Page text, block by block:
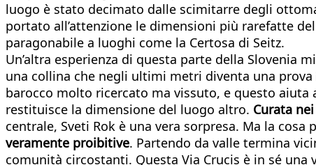
luogo è stato decimato dalle scimitarre degli
portato all’attenzione le dimensioni più rarefatte
paragonabile a luoghi come la Certosa di Seitz.
Un’altra esperienza di questa parte della Slovenia
una collina che negli ultimi metri diventa una
barocco molto ricercato ma vissuto, e questo
restituisce la dimensione del luogo altro. Curata
centrale, Sveti Rok è una vera sorpresa. Ma la cosa
veramente proibitive. Partendo da valle termina
comunità circostanti. Questa Via Crucis è in sé